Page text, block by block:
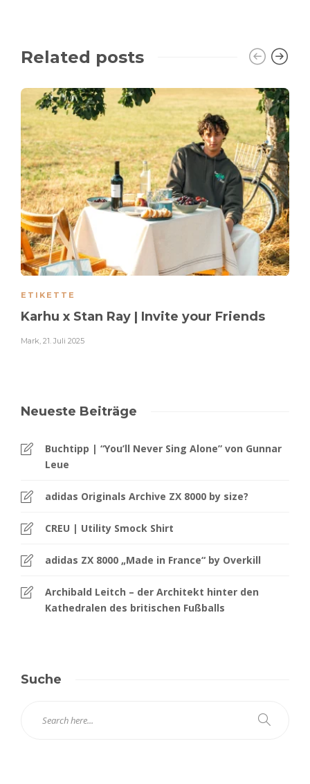
Related posts
ETIKETTE
Karhu x Stan Ray | Invite your Friends
Mark, 21. Juli 2025
Neueste Beiträge
Buchtipp | “You’ll Never Sing Alone” von Gunnar
Leue
adidas Originals Archive ZX 8000 by size?
CREU | Utility Smock Shirt
adidas ZX 8000 „Made in France“ by Overkill
Archibald Leitch – der Architekt hinter den
Kathedralen des britischen Fußballs
Suche